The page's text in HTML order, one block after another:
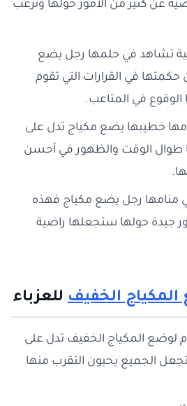
عن كثير من الأمور حولها وترغب
تشاهد في حلمها رجل يضع
في القرارات التي تقوم
الوقوع في المتاعب.
نومها خطيبها يضع مكياج تدل على
طوال الوقت والظهور في أحسن
منامها رجل يضع مكياج فهذه
جيدة حولها ستجعلها راضية
الخفيف للعزباء
لوضع المكياج الخفيف تدل على
تجعل الجميع يحبون التقرب منها